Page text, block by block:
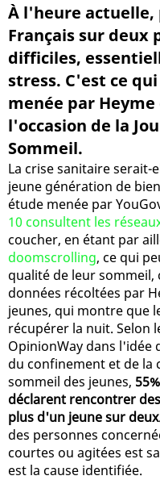
À l'heure
Français sur deux
difficiles,
stress. C'est ce
menée par
l'occasion de la
Sommeil.
La crise sanitaire serait-
jeune génération de
étude menée par
10 consultent les
coucher, en étant par
doomscrolling, ce qui
qualité de leur
données récoltées par
jeunes, qui montre que
récupérer la nuit. Selon
OpinionWay dans l'idée
du confinement et de la
sommeil des jeunes,
déclarent rencontrer
plus d'un jeune sur deux
des personnes
courtes ou agitées est
est la cause identifiée.